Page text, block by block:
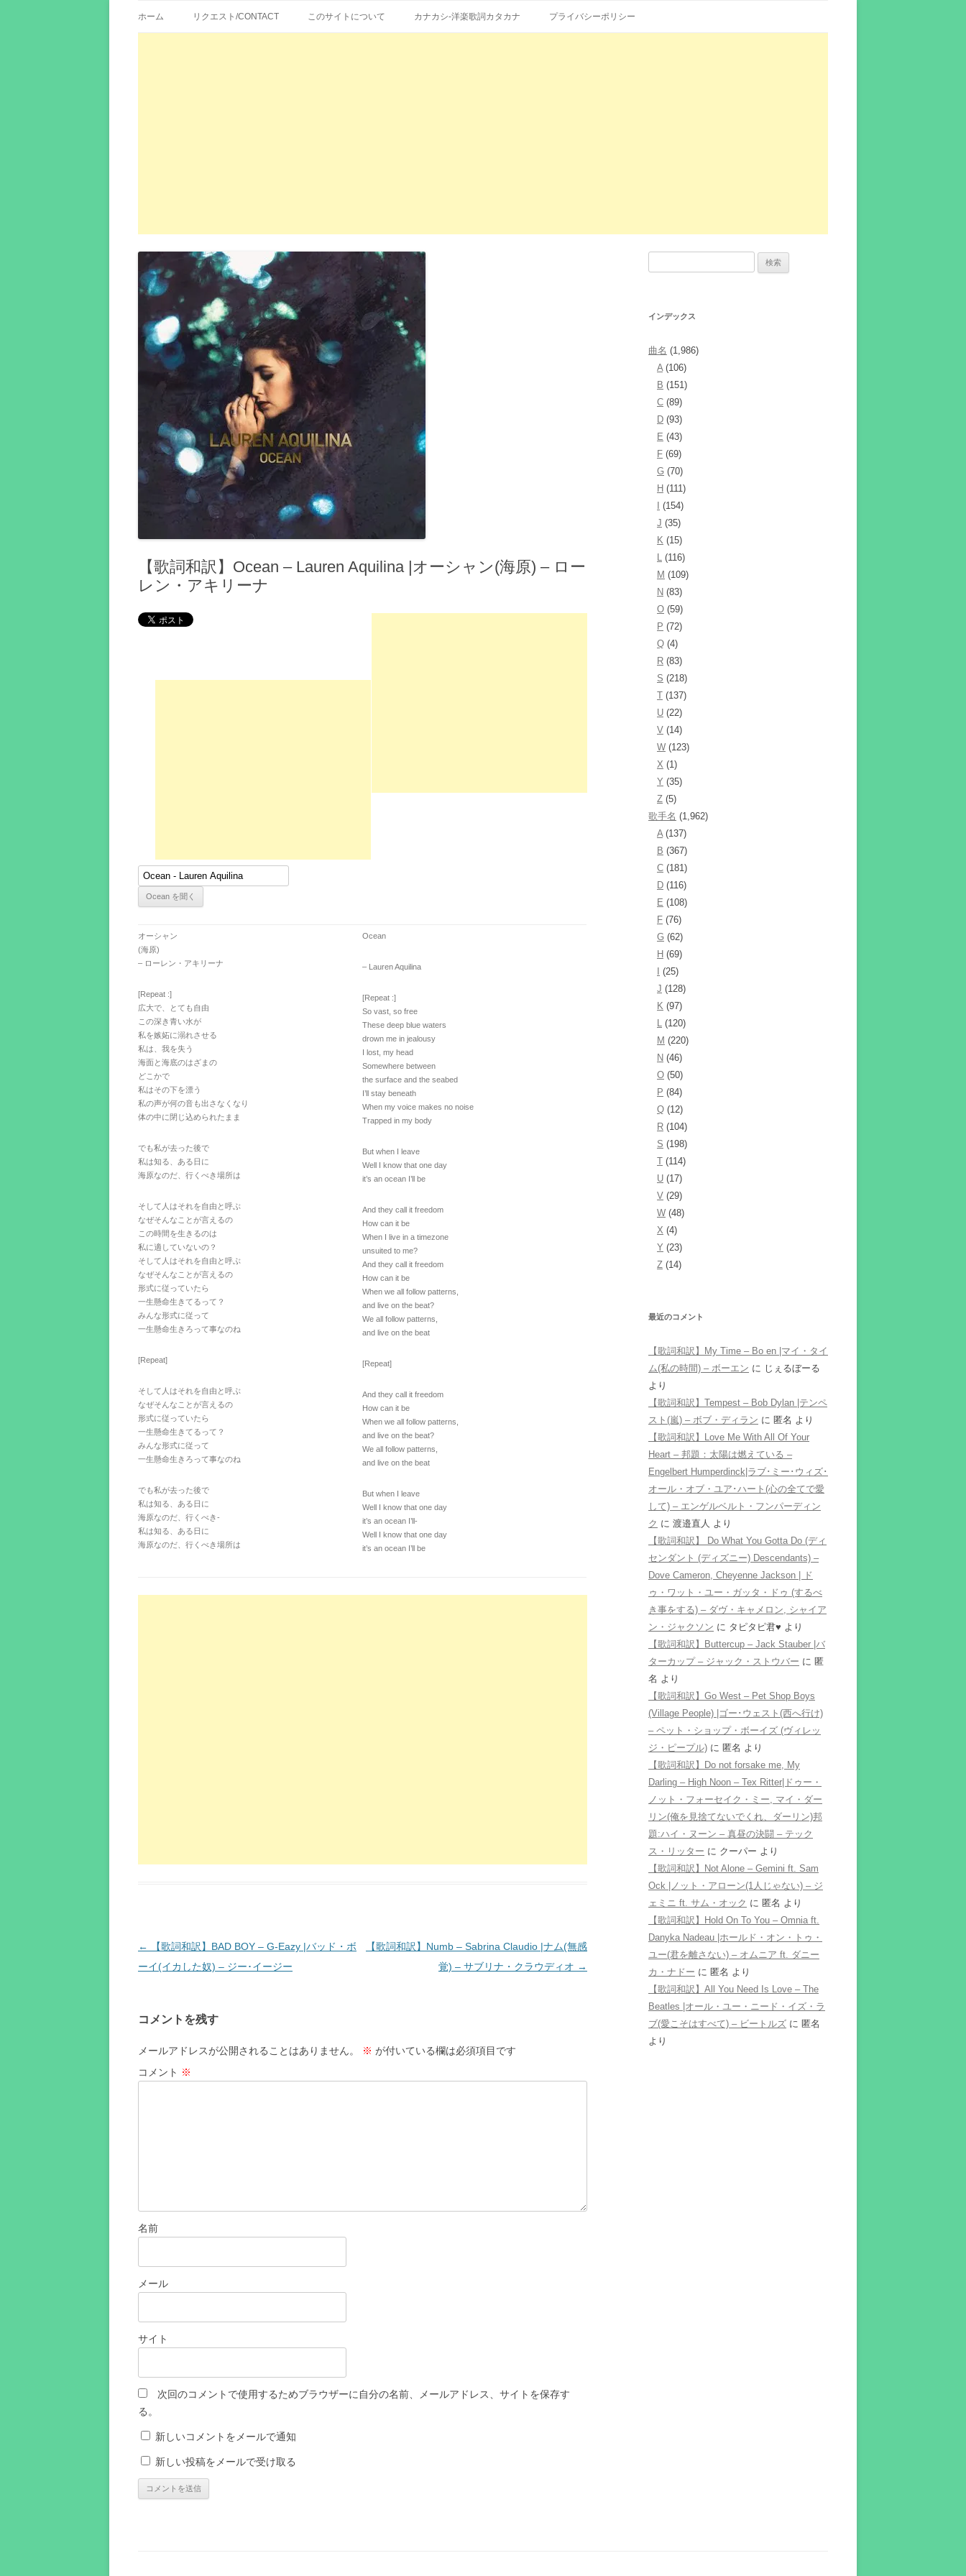
エイカシ | 洋楽歌詞の和訳、英語の意味、読み方
ン
ン
ホーム リクエスト/CONTACT このサイトについて カナカシ-洋楽歌詞カタカナ プライバシーポリシー
【歌詞和訳】Ocean – Lauren Aquilina |オーシャン(海原) – ロー
レン・アキリーナ
オーシャン
(海原)
– ローレン・アキリーナ
[Repeat :]
広大で、とても自由
この深き青い水が
私を嫉妬に溺れさせる
私は、我を失う
海面と海底のはざまの
どこかで
私はその下を漂う
私の声が何の音も出さなくなり
体の中に閉じ込められたまま
でも私が去った後で
私は知る、ある日に
海原なのだ、行くべき場所は
そして人はそれを自由と呼ぶ
なぜそんなことが言えるの
この時間を生きるのは
私に適していないの？
そして人はそれを自由と呼ぶ
なぜそんなことが言えるの
形式に従っていたら
一生懸命生きてるって？
みんな形式に従って
一生懸命生きろって事なのね
[Repeat]
そして人はそれを自由と呼ぶ
なぜそんなことが言えるの
形式に従っていたら
一生懸命生きてるって？
みんな形式に従って
一生懸命生きろって事なのね
でも私が去った後で
私は知る、ある日に
海原なのだ、行くべき-
私は知る、ある日に
海原なのだ、行くべき場所は
Ocean
– Lauren Aquilina
[Repeat :]
So vast, so free
These deep blue waters
drown me in jealousy
I lost, my head
Somewhere between
the surface and the seabed
I’ll stay beneath
When my voice makes no noise
Trapped in my body
But when I leave
Well I know that one day
it’s an ocean I’ll be
And they call it freedom
How can it be
When I live in a timezone
unsuited to me?
And they call it freedom
How can it be
When we all follow patterns,
and live on the beat?
We all follow patterns,
and live on the beat
[Repeat]
And they call it freedom
How can it be
When we all follow patterns,
and live on the beat?
We all follow patterns,
and live on the beat
But when I leave
Well I know that one day
it’s an ocean I’ll-
Well I know that one day
it’s an ocean I’ll be
投
稿
ゲ
ー
シ
←
【歌詞和訳】BAD BOY – G-Eazy |バッド・ボ
ーイ(イカした奴) – ジー･イージー
【歌詞和訳】Numb – Sabrina Claudio |ナム(無感
覚) – サブリナ・クラウディオ →
コメントを残す
メールアドレスが公開されることはありません。 ※ が付いている欄は必須項目です
コメント ※
名前
メール
サイト
次回のコメントで使用するためブラウザーに自分の名前、メールアドレス、サイトを保存す
る。
新しいコメントをメールで通知
新しい投稿をメールで受け取る
インデックス
曲名 (1,986)
A(106)
B (151)
C (89)
D (93)
E (43)
F (69)
G (70)
H (111)
(154)
J (35)
K (15)
L (116)
M (109)
N (83)
O (59)
P (72)
Q (4)
R (83)
S (218)
T (137)
U (22)
V (14)
W (123)
X (1)
Y (35)
Z (5)
歌手名 (1,962)
A(137)
B (367)
C (181)
D (116)
E (108)
F (76)
G (62)
H (69)
(25)
J (128)
K (97)
L (120)
M (220)
N (46)
O (50)
P (84)
Q (12)
R (104)
S (198)
T (114)
U (17)
V (29)
W (48)
X (4)
Y (23)
Z (14)
最近のコメント
【歌詞和訳】My Time – Bo en |マイ・タイ
ム(私の時間) – ボーエン に じぇるぼーる
より
【歌詞和訳】Tempest – Bob Dylan |テンペ
スト(嵐) – ボブ・ディラン に 匿名 より
【歌詞和訳】Love Me With All Of Your
Heart – 邦題：太陽は燃えている –
Engelbert Humperdinck|ラブ･ミー･ウィズ･
オール・オブ・ユア･ハート(心の全てで愛
して) – エンゲルベルト・フンパーディン
ク に 渡邉直人 より
【歌詞和訳】 Do What You Gotta Do (ディ
センダント (ディズニー) Descendants) –
Dove Cameron, Cheyenne Jackson | ド
ゥ・ワット・ユー・ガッタ・ドゥ (するべ
き事をする) – ダヴ・キャメロン, シャイア
ン・ジャクソン に タピタピ君♥️ より
【歌詞和訳】Buttercup – Jack Stauber |バ
ターカップ – ジャック・ストウバー に 匿
名 より
【歌詞和訳】Go West – Pet Shop Boys
(Village People) |ゴー･ウェスト(西へ行け)
– ペット・ショップ・ボーイズ (ヴィレッ
ジ・ピープル) に 匿名 より
【歌詞和訳】Do not forsake me, My
Darling – High Noon – Tex Ritter|ドゥー・
ノット・フォーセイク・ミー, マイ・ダー
リン(俺を見捨てないでくれ、ダーリン)邦
題:ハイ・ヌーン – 真昼の決闘 – テック
ス・リッター に クーパー より
【歌詞和訳】Not Alone – Gemini ft. Sam
Ock |ノット・アローン(1人じゃない) – ジ
ェミニ ft. サム・オック に 匿名 より
【歌詞和訳】Hold On To You – Omnia ft.
Danyka Nadeau |ホールド・オン・トゥ・
ユー(君を離さない) – オムニア ft. ダニー
カ・ナドー に 匿名 より
【歌詞和訳】All You Need Is Love – The
Beatles |オール・ユー・ニード・イズ・ラ
ブ(愛こそはすべて) – ビートルズ に 匿名
より